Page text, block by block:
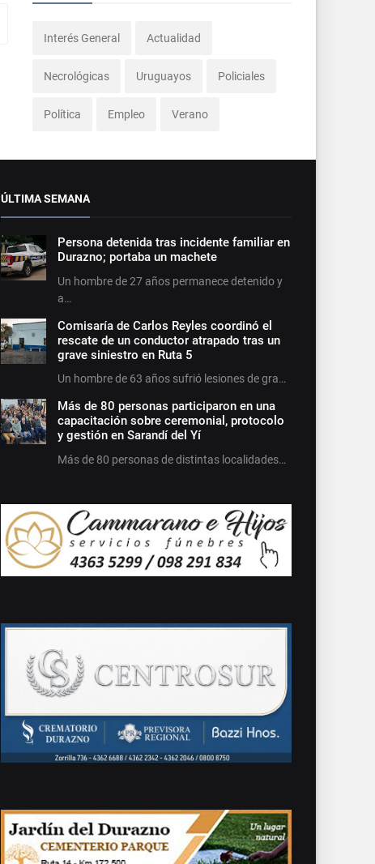
Interés General Actualidad
Necrológicas Uruguayos Policiales
Política Empleo Verano
ÚLTIMA SEMANA
Persona detenida tras incidente familiar en
Durazno; portaba un machete
Un hombre de 27 años permanece detenido y
a…
Comisaría de Carlos Reyles coordinó el
rescate de un conductor atrapado tras un
grave siniestro en Ruta 5
Un hombre de 63 años sufrió lesiones de gra…
Más de 80 personas participaron en una
capacitación sobre ceremonial, protocolo
y gestión en Sarandí del Yí
Más de 80 personas de distintas localidades…